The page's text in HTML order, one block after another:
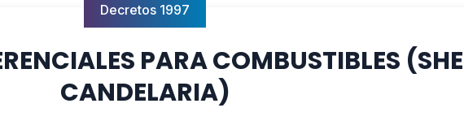
Decretos 1997
PARA COMBUSTIBLES
CANDELARIA)